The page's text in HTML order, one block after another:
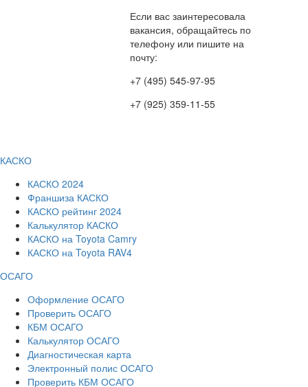
Если вас заинтересовала
вакансия, обращайтесь по
телефону или пишите на
почту:
+7 (495) 545-97-95
+7 (925) 359-11-55
КАСКО
КАСКО 2024
Франшиза КАСКО
КАСКО рейтинг 2024
Калькулятор КАСКО
КАСКО на Toyota Camry
КАСКО на Toyota RAV4
ОСАГО
Оформление ОСАГО
Проверить ОСАГО
КБМ ОСАГО
Калькулятор ОСАГО
Диагностическая карта
Электронный полис ОСАГО
Проверить КБМ ОСАГО